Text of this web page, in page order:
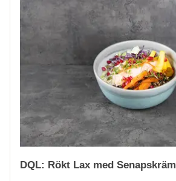
DQL: Rökt Lax med Senapskräm